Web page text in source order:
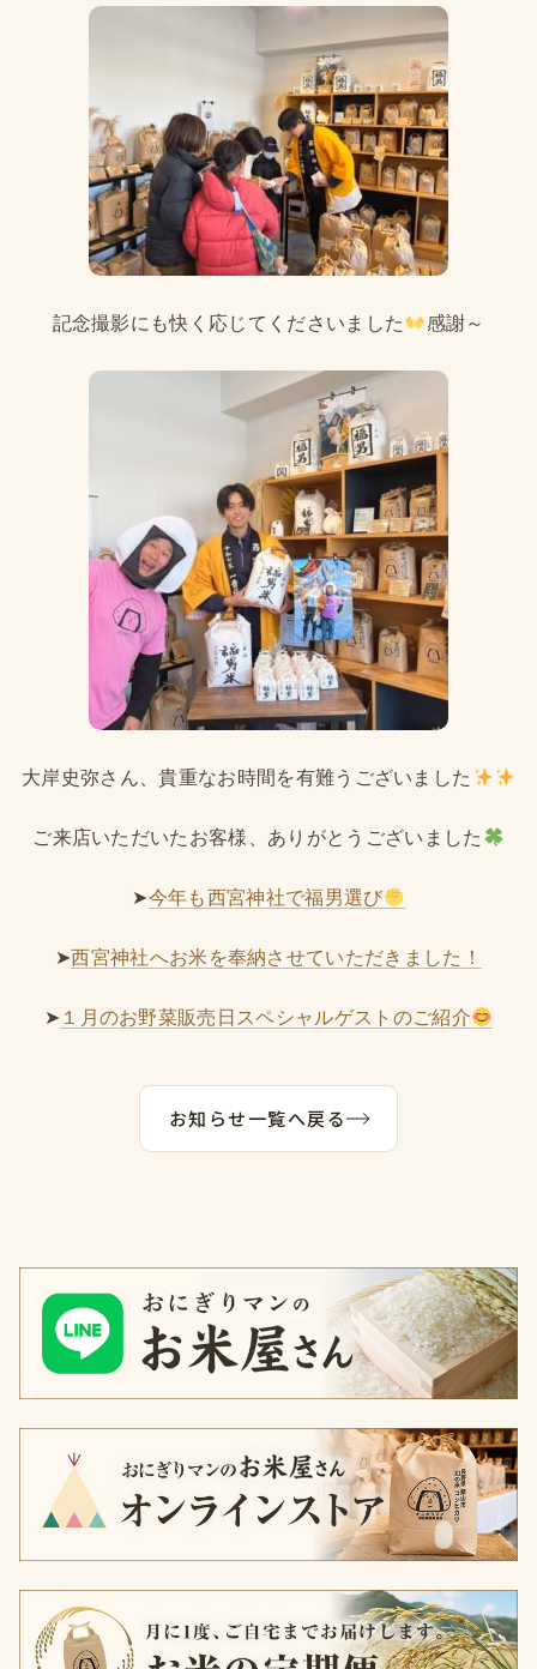
記念撮影にも快く応じてくださいました 感謝～
大岸史弥さん、貴重なお時間を有難うございました
ご来店いただいたお客様、ありがとうございました
➤今年も西宮神社で福男選び
➤西宮神社へお米を奉納させていただきました！
➤ １月のお野菜販売日スペシャルゲストのご紹介
お知らせ一覧へ戻る